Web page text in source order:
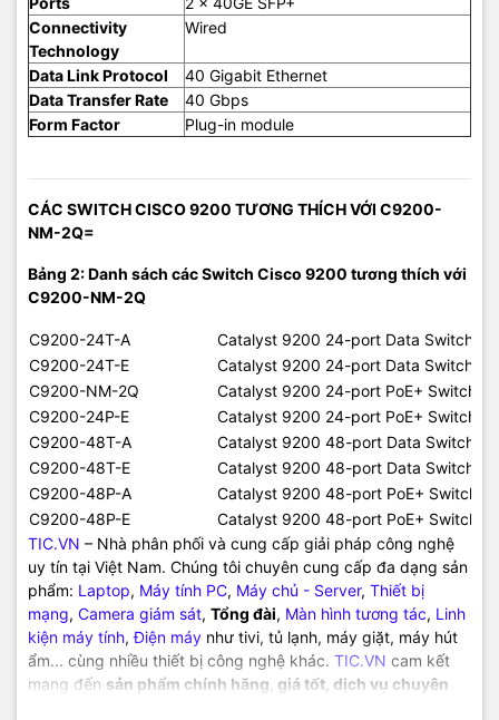
Connectivity
Technology
Wired
Data Link Protocol
40 Gigabit Ethernet
Data Transfer Rate
40 Gbps
Form Factor
Plug-in module
CÁC SWITCH CISCO 9200 TƯƠNG THÍCH VỚI C9200-
NM-2Q=
Bảng 2: Danh sách các Switch Cisco 9200 tương thích với
C9200-NM-2Q
C9200-24T-A
Catalyst 9200 24-port Data Switch,
C9200-24T-E
Catalyst 9200 24-port Data Switch,
C9200-NM-2Q
Catalyst 9200 24-port PoE+ Switch,
C9200-24P-E
Catalyst 9200 24-port PoE+ Switch.
C9200-48T-A
Catalyst 9200 48-port Data Switch,
C9200-48T-E
Catalyst 9200 48-port Data Switch,
C9200-48P-A
Catalyst 9200 48-port PoE+ Switch,
C9200-48P-E
Catalyst 9200 48-port PoE+ Switch,
TIC.VN – Nhà phân phối và cung cấp giải pháp công nghệ
uy tín tại Việt Nam. Chúng tôi chuyên cung cấp đa dạng sản
phẩm: Laptop, Máy tính PC, Máy chủ - Server, Thiết bị
mạng, Camera giám sát, Tổng đài, Màn hình tương tác, Linh
kiện máy tính,Điện máy như tivi, tủ lạnh, máy giặt, máy hút
ẩm... cùng nhiều thiết bị công nghệ khác. TIC.VN cam kết
mang đến sản phẩm chính hãng, giá tốt, dịch vụ chuyên